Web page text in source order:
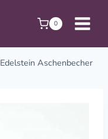
0
Edelstein Aschenbecher